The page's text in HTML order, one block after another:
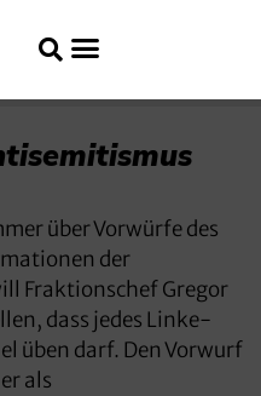
über Vorwürfe des
der
Fraktionschef Gregor
dass jedes Linke-
üben darf. Den Vorwurf
als